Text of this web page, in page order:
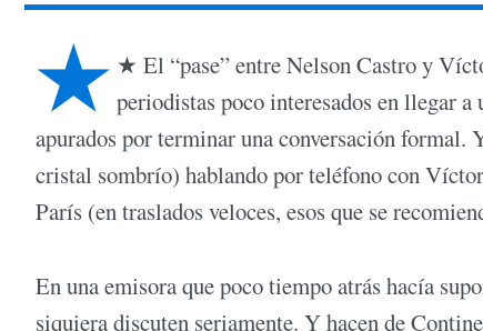
★ ★ El “pase” entre Nelson Castro y
periodistas poco interesados en llegar
apurados por terminar una conversación
cristal sombrío) hablando por teléfono con
París (en traslados veloces, esos que se
En una emisora que poco tiempo atrás hacía
siquiera discuten seriamente. Y hacen de